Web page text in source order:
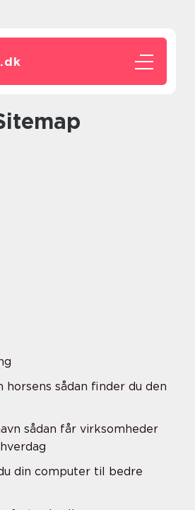
dk
Sitemap
horsens sådan finder du den
sådan får virksomheder
din computer til bedre